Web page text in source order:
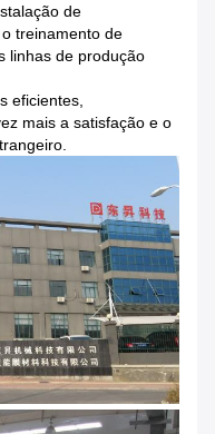
de
treinamento de
linhas de produção
eficientes,
mais a satisfação e o